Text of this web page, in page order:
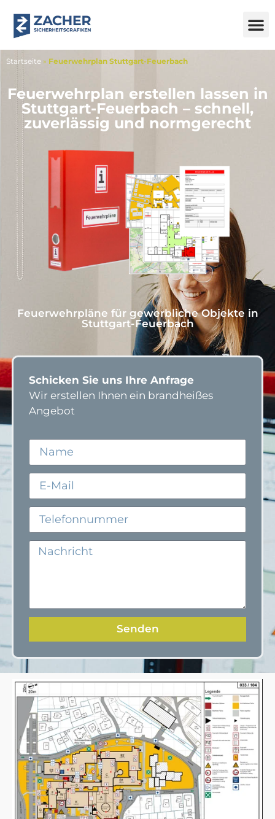
Startseite » Feuerwehrplan Stuttgart-Feuerbach
Feuerwehrplan erstellen lassen in
Stuttgart-Feuerbach – schnell,
zuverlässig und normgerecht
Feuerwehrpläne für gewerbliche Objekte in
Stuttgart-Feuerbach
Schicken Sie uns Ihre Anfrage
Wir erstellen Ihnen ein brandheißes
Angebot
Senden